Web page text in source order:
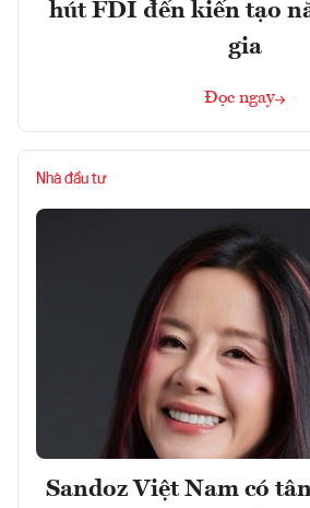
hút FDI đến kiến tạo
gia
Đọc ngay
Nhà đầu tư
Sandoz Việt Nam có